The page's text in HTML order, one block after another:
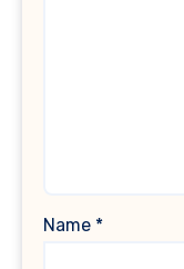
Name *